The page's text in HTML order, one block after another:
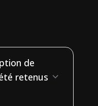
de
retenus